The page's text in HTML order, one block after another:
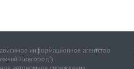
информационное агентство
Новгород")